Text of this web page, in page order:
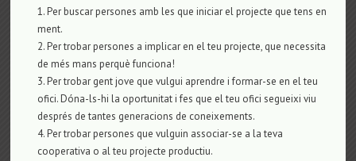
Per buscar persones amb les que iniciar el projecte que tens en
ment.
Per trobar persones a implicar en el teu projecte, que necessita
de més mans perquè funciona!
Per trobar gent jove que vulgui aprendre i formar-se en el teu
ofici. Dóna-ls-hi la oportunitat i fes que el teu ofici segueixi viu
després de tantes generacions de coneixements.
Per trobar persones que vulguin associar-se a la teva
cooperativa o al teu projecte productiu.